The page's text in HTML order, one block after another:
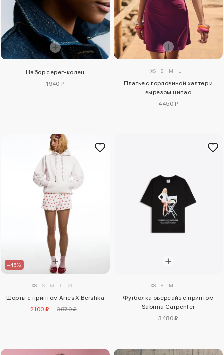
Набор серег-колец
1940 ₽
XS S M L
Платье с горловиной халтер и
вырезом ципао
4450 ₽
–46%
XS S M L XL
Шорты с принтом Aries X Bershka
2100 ₽
3870 ₽
XS S M L
Футболка оверсайз с принтом
Sabrina Carpenter
3480 ₽